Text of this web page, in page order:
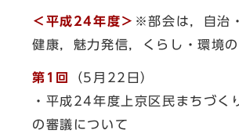
＜平成24年度＞ ※部会は，自治
健康，魅力発信，くらし・環境
第1回
（5月22日）
・平成24年度上京区民まちづく
の審議について